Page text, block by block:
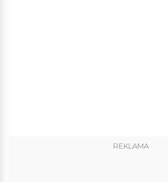
REKLAMA